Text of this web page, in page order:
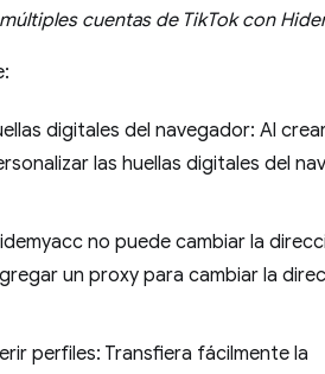
cuentas de TikTok con
digitales del navegador: Al
las huellas digitales del
no puede cambiar la
un proxy para cambiar la
perfiles: Transfiera fácilmente la